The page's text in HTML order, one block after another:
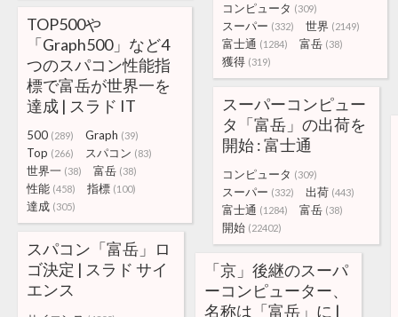
コンピュータ (309)
スーパー (332) 世界 (2149)
富士通 (1284) 富岳 (38)
獲得 (319)
TOP500や
「Graph500」など4
つのスパコン性能指
標で富岳が世界一を
達成 | スラド IT
500 (289) Graph (39)
Top (266) スパコン (83)
世界一 (38) 富岳 (38)
性能 (458) 指標 (100)
達成 (305)
スーパーコンピュー
タ「富岳」の出荷を
開始 : 富士通
コンピュータ (309)
スーパー (332) 出荷 (443)
富士通 (1284) 富岳 (38)
開始 (22402)
スパコン「富岳」ロ
ゴ決定 | スラド サイ
エンス
「京」後継のスーパ
ーコンピューター、
名称は「富岳」に |